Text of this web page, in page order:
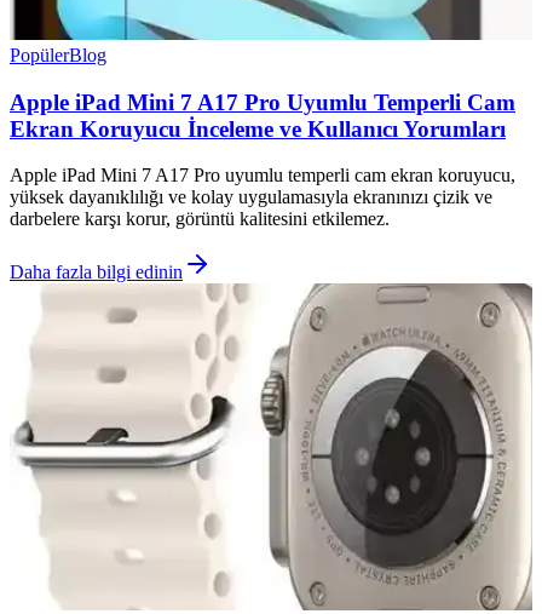
PopülerBlog
Apple iPad Mini 7 A17 Pro Uyumlu Temperli Cam
Ekran Koruyucu İnceleme ve Kullanıcı Yorumları
Apple iPad Mini 7 A17 Pro uyumlu temperli cam ekran koruyucu,
yüksek dayanıklılığı ve kolay uygulamasıyla ekranınızı çizik ve
darbelere karşı korur, görüntü kalitesini etkilemez.
Daha fazla bilgi edinin